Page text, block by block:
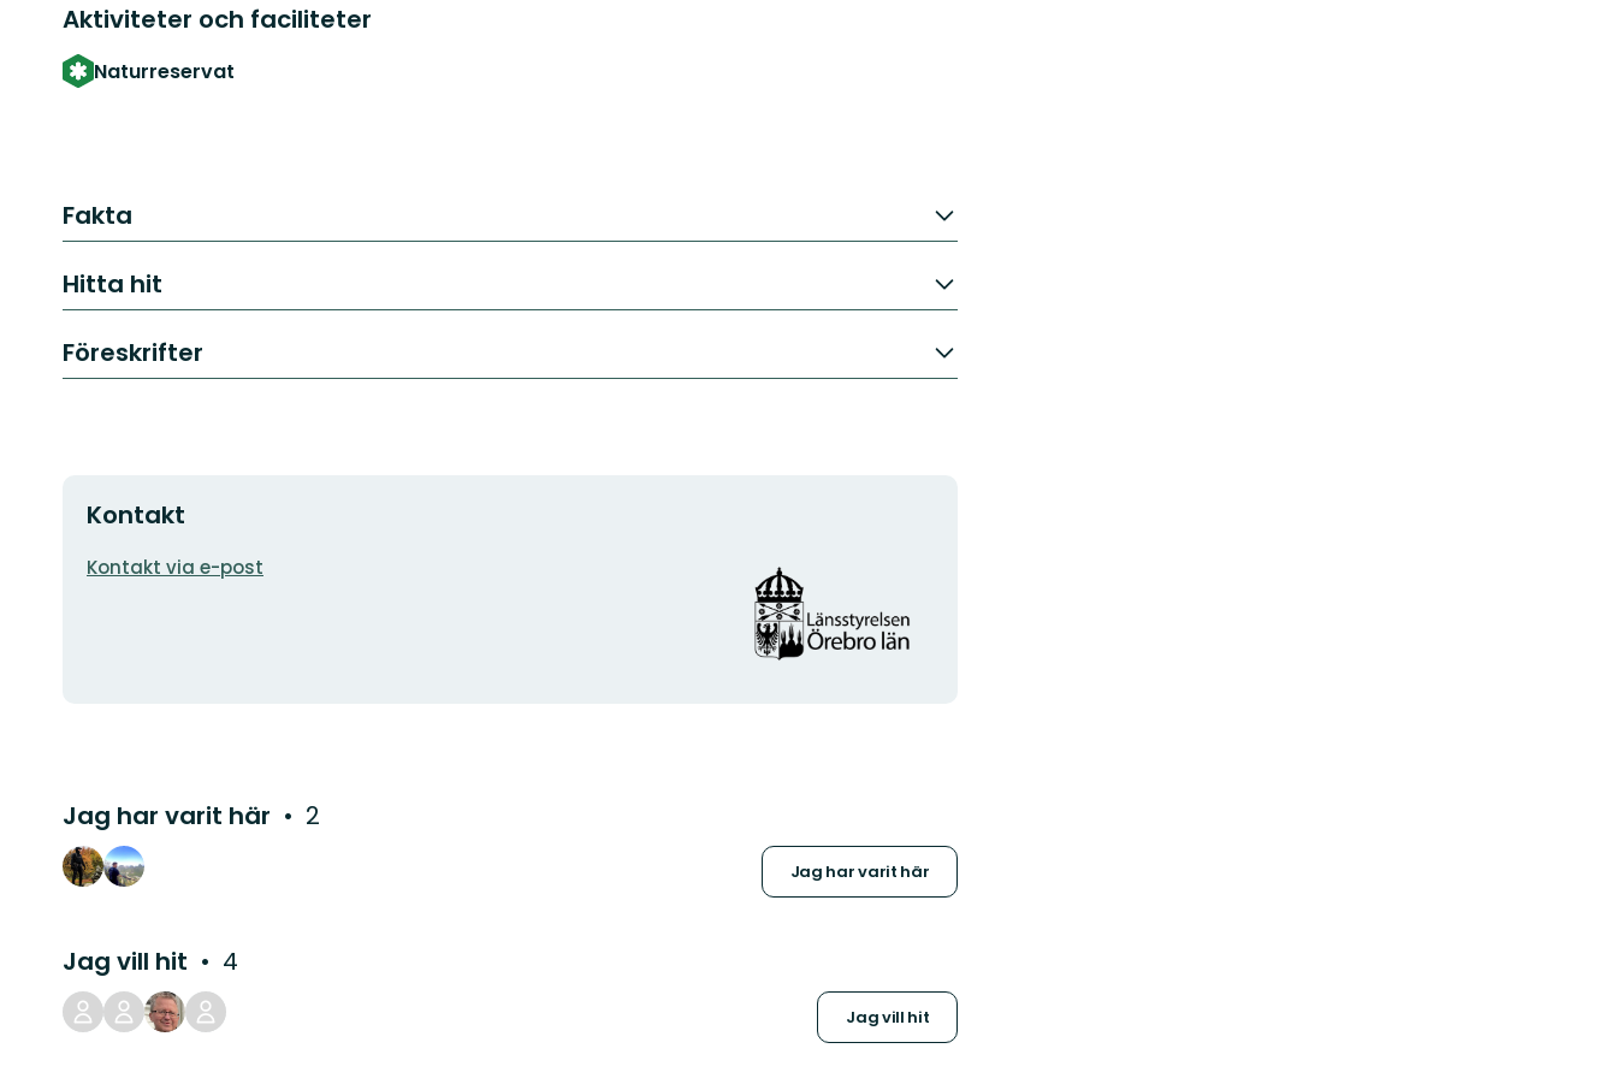
Aktiviteter och faciliteter
Naturreservat
Fakta
Hitta hit
Föreskrifter
Kontakt
E-
Kontakt via e-post
Organisationens
logotyp
Jag har varit här 2
Jag har varit här
Jag vill hit 4
Jag vill hit